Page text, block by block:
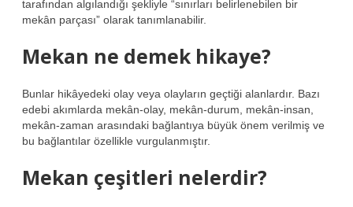
tarafından algılandığı şekliyle “sınırları belirlenebilen bir
mekân parçası” olarak tanımlanabilir.
Mekan ne demek hikaye?
Bunlar hikâyedeki olay veya olayların geçtiği alanlardır. Bazı
edebi akımlarda mekân-olay, mekân-durum, mekân-insan,
mekân-zaman arasındaki bağlantıya büyük önem verilmiş ve
bu bağlantılar özellikle vurgulanmıştır.
Mekan çeşitleri nelerdir?